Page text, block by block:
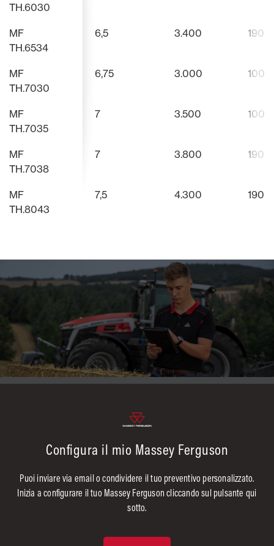
6,5 3.400 190
6,75 3.000 100
7 3.500 100
7 3.800 190
7,5 4.300 190
TH.6030
MF
TH.6534
MF
TH.7030
MF
TH.7035
MF
TH.7038
MF
TH.8043
Configura il mio Massey Ferguson
Puoi inviare via email o condividere il tuo preventivo personalizzato.
Inizia a configurare il tuo Massey Ferguson cliccando sul pulsante qui
sotto.